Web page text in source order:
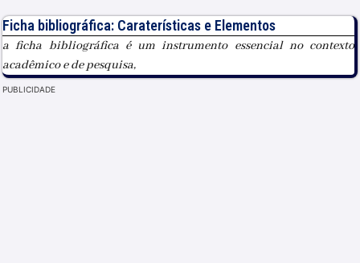
Ficha bibliográfica: Caraterísticas e Elementos
a ficha bibliográfica é um instrumento essencial no contexto
acadêmico e de pesquisa,
PUBLICIDADE